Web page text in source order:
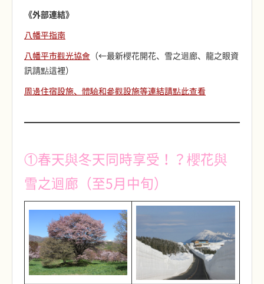
《外部連結》
八幡平指南
八幡平市觀光協會 （←最新櫻花開花、雪之迴廊、龍之眼資
訊請點這裡）
周邊住宿設施、體驗和參觀設施等連結請點此查看
①春天與冬天同時享受！？櫻花與
雪之迴廊（至5月中旬）